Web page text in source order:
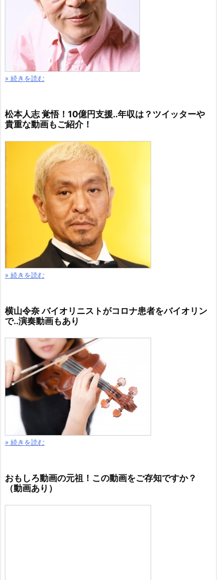
» 続きを読む
松本人志 覚悟！10億円支援..年収は？ツイッターや
貴重な動画もご紹介！
» 続きを読む
横山令奈 バイオリニストがコロナ患者をバイオリン
で..演奏動画もあり
» 続きを読む
おもしろ動画の元祖！この動画をご存知ですか？
（動画あり）